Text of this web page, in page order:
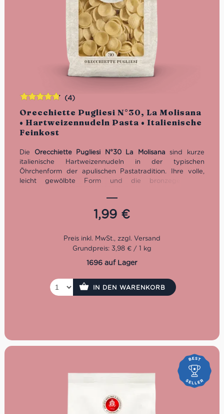
Orecchiette Pugliesi N°30, La Molisana
• Hartweizennudeln Pasta • Italienische
Feinkost
(4)
Die Orecchiette Pugliesi N°30 La Molisana sind kurze
italienische Hartweizennudeln in der typischen
Öhrchenform der apulischen Pastatradition. Ihre volle,
leicht gewölbte Form und die bronzegezogene
Cime di Rapa, Tomatensaucen, Pesto, Salsiccia, Gemüse,
Ricotta, Pecorino und kräftigen Pasta-Gerichten.
Hergestellt aus 100% italienischem Hartweizen. Kochzeit:
1,99 €
Bewertet
mit4.75
von 5
Grundpreis: 3,98 € / 1 kg
1696 auf Lager
IN DEN WARENKORB